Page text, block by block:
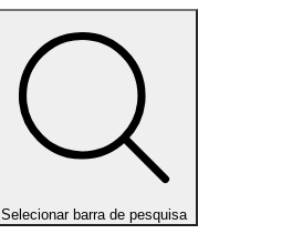
Selecionar barra de pesquisa